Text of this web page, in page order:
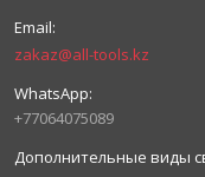
zakaz@all-tools.kz
+77064075089